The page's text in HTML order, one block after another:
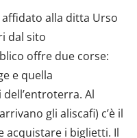
affidato alla ditta Urso
dal sito
offre due corse:
e quella
Al
gli aliscafi) c’è il
acquistare i biglietti. Il